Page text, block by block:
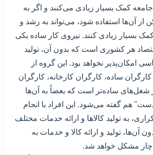
جامعه کمک بسیار زیادی می‌کنند و اگر به
از آن‌ها استفاده شود، می‌تواند به رشد و
بسیار زیادی کنند. نیروی کار ساده یکی
هر کشوری است که بدون آن، تولید
امکان‌پذیر نخواهد بود. این گروه از
ساده، کارگران کارخانه، کارگران
شغل‌های ساده‌تر است که بعضاً به آن‌ها
هم گفته می‌شود. این افراد با انجام
به تولید کالاها و ارائه خدمات مختلف
آن‌ها، تولید و ارائه کالا و خدمات به
مشکل خواهد شد.